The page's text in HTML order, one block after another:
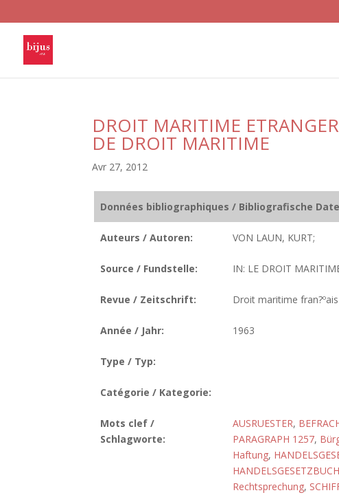
DROIT MARITIME
DE DROIT MARITIME
Avr 27, 2012
Données bibliographiques / Bibliografische
Auteurs / Autoren: VON LAUN, KURT;
Source / Fundstelle: IN: LE DROIT
Revue / Zeitschrift: Droit maritime
Année / Jahr: 1963
Type / Typ:
Catégorie / Kategorie:
Mots clef /
Schlagworte:
AUSRUESTER,
PARAGRAPH 1257,
Haftung,
Rechtsprechung,